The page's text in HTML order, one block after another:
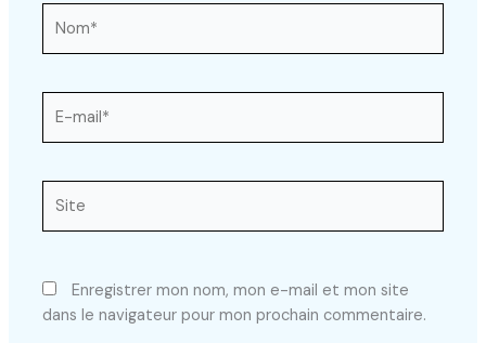
mail*
Enregistrer mon nom, mon e-mail et mon site
dans le navigateur pour mon prochain commentaire.